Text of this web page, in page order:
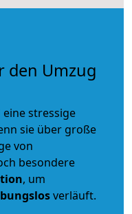
den Umzug
stressige
sie über große
von
besondere
, um
verläuft.